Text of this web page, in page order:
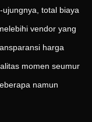
total biaya
vendor yang
harga
momen seumur
namun